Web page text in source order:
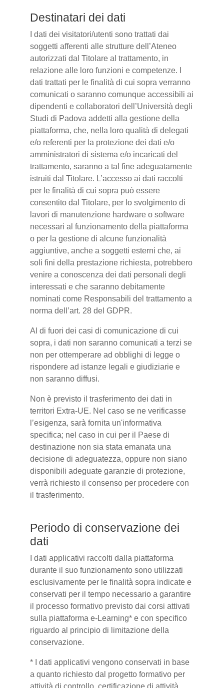
Destinatari dei dati
I dati dei visitatori/utenti sono trattati dai
soggetti afferenti alle strutture dell’Ateneo
autorizzati dal Titolare al trattamento, in
relazione alle loro funzioni e competenze. I
dati trattati per le finalità di cui sopra verranno
comunicati o saranno comunque accessibili ai
dipendenti e collaboratori dell’Università degli
Studi di Padova addetti alla gestione della
piattaforma, che, nella loro qualità di delegati
e/o referenti per la protezione dei dati e/o
amministratori di sistema e/o incaricati del
trattamento, saranno a tal fine adeguatamente
istruiti dal Titolare. L’accesso ai dati raccolti
per le finalità di cui sopra può essere
consentito dal Titolare, per lo svolgimento di
lavori di manutenzione hardware o software
necessari al funzionamento della piattaforma
o per la gestione di alcune funzionalità
aggiuntive, anche a soggetti esterni che, ai
soli fini della prestazione richiesta, potrebbero
venire a conoscenza dei dati personali degli
interessati e che saranno debitamente
nominati come Responsabili del trattamento a
norma dell’art. 28 del GDPR.
Al di fuori dei casi di comunicazione di cui
sopra, i dati non saranno comunicati a terzi se
non per ottemperare ad obblighi di legge o
rispondere ad istanze legali e giudiziarie e
non saranno diffusi.
Non è previsto il trasferimento dei dati in
territori Extra-UE. Nel caso se ne verificasse
l’esigenza, sarà fornita un'informativa
specifica; nel caso in cui per il Paese di
destinazione non sia stata emanata una
decisione di adeguatezza, oppure non siano
disponibili adeguate garanzie di protezione,
verrà richiesto il consenso per procedere con
il trasferimento.
Periodo di conservazione dei
dati
I dati applicativi raccolti dalla piattaforma
durante il suo funzionamento sono utilizzati
esclusivamente per le finalità sopra indicate e
conservati per il tempo necessario a garantire
il processo formativo previsto dai corsi attivati
sulla piattaforma e-Learning* e con specifico
riguardo al principio di limitazione della
conservazione.
* I dati applicativi vengono conservati in base
a quanto richiesto dal progetto formativo per
attività di controllo, certificazione di attività